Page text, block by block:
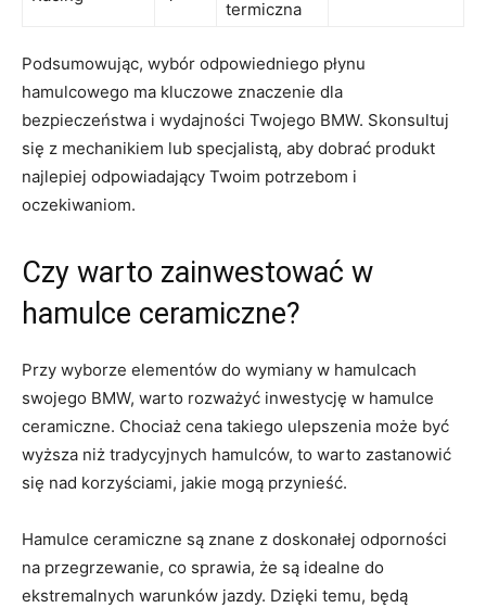
termiczna
Podsumowując, wybór odpowiedniego płynu
hamulcowego ‍ma kluczowe znaczenie dla
bezpieczeństwa i wydajności Twojego BMW. Skonsultuj
się z mechanikiem lub specjalistą, aby dobrać produkt
najlepiej odpowiadający Twoim potrzebom i
oczekiwaniom.
Czy warto zainwestować w
hamulce⁢ ceramiczne?
Przy wyborze elementów do wymiany⁤ w hamulcach
swojego BMW, warto rozważyć inwestycję w hamulce⁣
ceramiczne. Chociaż cena takiego​ ulepszenia może być
wyższa niż tradycyjnych hamulców, to warto zastanowić
się nad korzyściami, jakie mogą przynieść.
Hamulce‍ ceramiczne są​ znane z doskonałej odporności
na ‍przegrzewanie, co sprawia, że ‌są idealne⁢ do
ekstremalnych ⁤warunków jazdy. Dzięki temu, będą